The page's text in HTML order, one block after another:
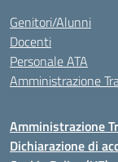
Genitori/Alunni
Docenti
Personale ATA
Amministrazione
Amministrazione
Dichiarazione di